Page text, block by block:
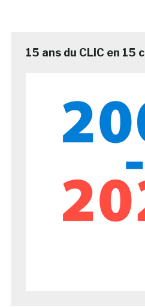
15 ans du CLIC en 15